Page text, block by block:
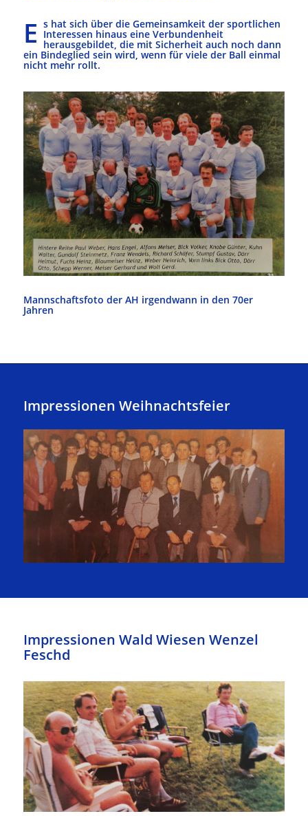
E s hat sich über die Gemeinsamkeit der sportlichen
Interessen hinaus eine Verbundenheit
herausgebildet, die mit Sicherheit auch noch dann
ein Bindeglied sein wird, wenn für viele der Ball einmal
nicht mehr rollt.
Mannschaftsfoto der AH irgendwann in den 70er
Jahren
Impressionen Weihnachtsfeier
Impressionen Wald Wiesen Wenzel
Feschd